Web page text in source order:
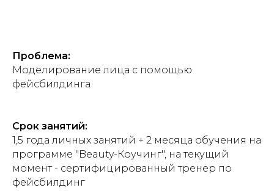
Проблема:
Моделирование лица с помощью
фейсбилдинга
Срок занятий:
1,5 года личных занятий + 2 месяца обучения на
программе "Beauty-Коучинг", на текущий
момент - сертифицированный тренер по
фейсбилдинг